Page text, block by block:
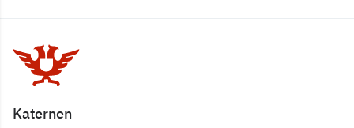
Katernen